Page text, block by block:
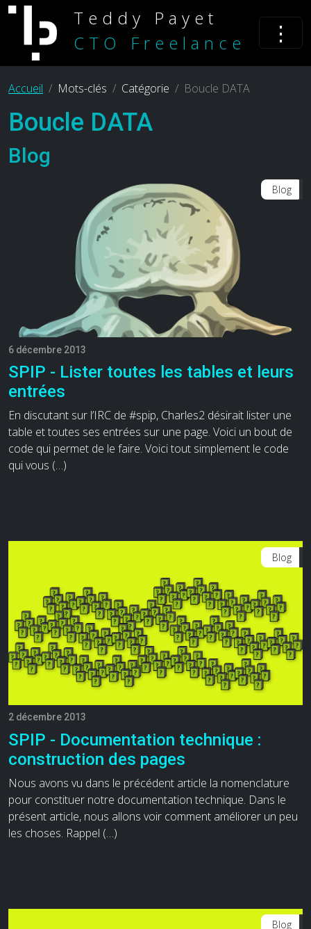
Teddy Payet
CTO Freelance
⋮
Accueil Mots-clés Catégorie Boucle DATA
Boucle DATA
Blog
Blog
6 décembre 2013
SPIP - Lister toutes les tables et leurs
entrées
En discutant sur l’IRC de #spip, Charles2 désirait lister une
table et toutes ses entrées sur une page. Voici un bout de
code qui permet de le faire. Voici tout simplement le code
qui vous (…)
Blog
2 décembre 2013
SPIP - Documentation technique :
construction des pages
Nous avons vu dans le précédent article la nomenclature
pour constituer notre documentation technique. Dans le
présent article, nous allons voir comment améliorer un peu
les choses. Rappel (…)
Blog